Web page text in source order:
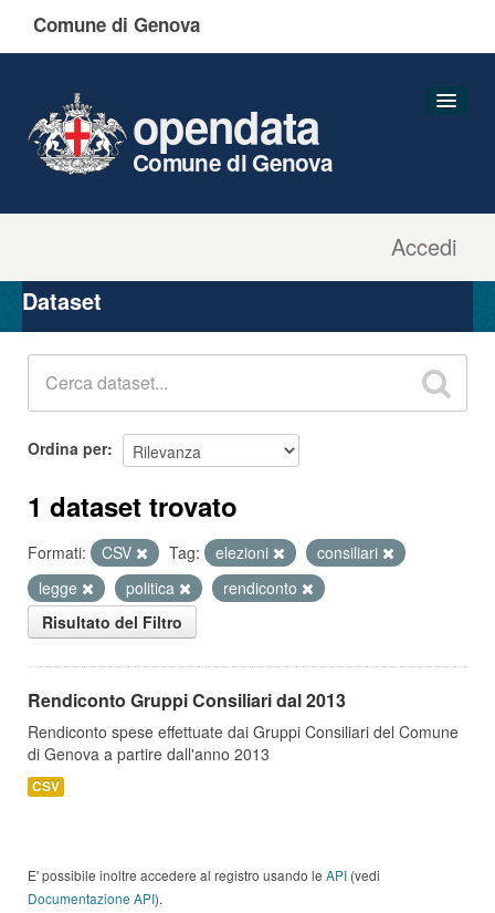
Comune di Genova
Accedi
opendata
Comune di Genova
Organizzazioni
Gruppi
Dataset
Ordina per
1 dataset trovato
Formati: CSV Tag: elezioni
consiliari
legge
politica
rendiconto
Risultato del Filtro
Rendiconto Gruppi Consiliari dal 2013
Rendiconto spese effettuate dai Gruppi Consiliari del Comune
di Genova a partire dall'anno 2013
CSV
E' possibile inoltre accedere al registro usando le API (vedi
Documentazione API).